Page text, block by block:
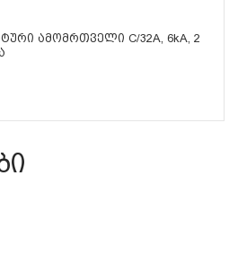
Ამომრთველი C/32A, 6kA, 2